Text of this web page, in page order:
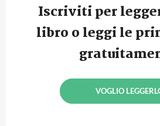
Iscriviti per
libro o leggi le
VOGLIO